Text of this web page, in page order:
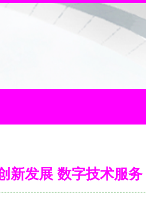
新发展 数字技术服务